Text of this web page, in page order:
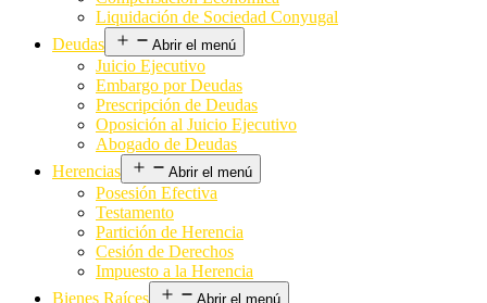
Liquidación de Sociedad Conyugal
Deudas
Abrir el menú
Juicio Ejecutivo
Embargo por Deudas
Prescripción de Deudas
Oposición al Juicio Ejecutivo
Abogado de Deudas
Herencias
Abrir el menú
Posesión Efectiva
Testamento
Partición de Herencia
Cesión de Derechos
Impuesto a la Herencia
Bienes Raíces
Abrir el menú